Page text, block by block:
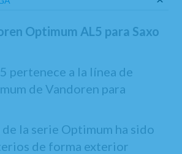
Optimum AL5 para Saxo
pertenece a la línea de
de Vandoren para
la serie Optimum ha sido
de forma exterior